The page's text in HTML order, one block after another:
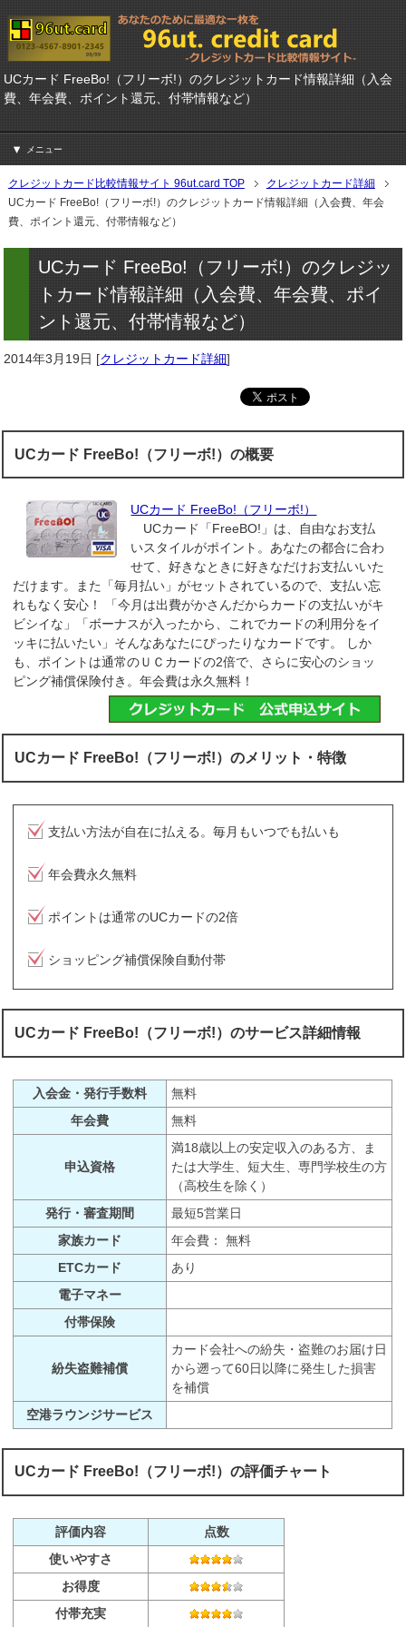
UCカード FreeBo!（フリーボ!）のクレジットカード情報詳細（入会
費、年会費、ポイント還元、付帯情報など）
メニュー
クレジットカード比較情報サイト 96ut.card TOP
クレジットカード詳細
UCカード FreeBo!（フリーボ!）のクレジットカード情報詳細（入会費、年会
費、ポイント還元、付帯情報など）
UCカード FreeBo!（フリーボ!）のクレジッ
トカード情報詳細（入会費、年会費、ポイ
ント還元、付帯情報など）
2014年3月19日 [クレジットカード詳細]
UCカード FreeBo!（フリーボ!）の概要
UCカード FreeBo!（フリーボ!）
UCカード「FreeBO!」は、自由なお支払
いスタイルがポイント。あなたの都合に合わ
せて、好きなときに好きなだけお支払いいた
だけます。また「毎月払い」がセットされているので、支払い忘
れもなく安心！ 「今月は出費がかさんだからカードの支払いがキ
ビシイな」「ボーナスが入ったから、これでカードの利用分をイ
ッキに払いたい」そんなあなたにぴったりなカードです。 しか
も、ポイントは通常のＵＣカードの2倍で、さらに安心のショッ
ピング補償保険付き。年会費は永久無料！
UCカード FreeBo!（フリーボ!）のメリット・特徴
支払い方法が自在に払える。毎月もいつでも払いも
年会費永久無料
ポイントは通常のUCカードの2倍
ショッピング補償保険自動付帯
UCカード FreeBo!（フリーボ!）のサービス詳細情報
入会金・発行手数料
無料
年会費
無料
申込資格
満18歳以上の安定収入のある方、ま
たは大学生、短大生、専門学校生の方
（高校生を除く）
発行・審査期間
最短5営業日
家族カード
年会費： 無料
ETCカード
あり
電子マネー
付帯保険
紛失盗難補償
カード会社への紛失・盗難のお届け日
から遡って60日以降に発生した損害
を補償
空港ラウンジサービス
UCカード FreeBo!（フリーボ!）の評価チャート
評価内容
点数
使いやすさ
お得度
付帯充実